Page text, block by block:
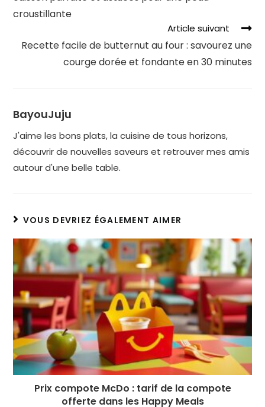
croustillante
Article suivant
Recette facile de butternut au four : savourez une
courge dorée et fondante en 30 minutes
BayouJuju
J'aime les bons plats, la cuisine de tous horizons,
découvrir de nouvelles saveurs et retrouver mes amis
autour d'une belle table.
VOUS DEVRIEZ ÉGALEMENT AIMER
Prix compote McDo : tarif de la compote
offerte dans les Happy Meals